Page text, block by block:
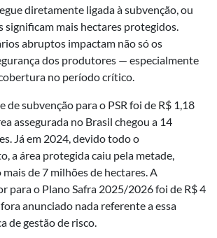
diretamente ligada à subvenção, ou
significam mais hectares protegidos.
abruptos impactam não só os
dos produtores — especialmente
no período crítico.
de subvenção para o PSR foi de R$ 1,18
assegurada no Brasil chegou a 14
Já em 2024, devido todo o
a área protegida caiu pela metade,
de 7 milhões de hectares. A
para o Plano Safra 2025/2026 foi de R$ 4
anunciado nada referente a essa
de gestão de risco.